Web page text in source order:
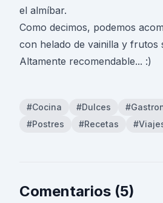
el almíbar.
Como decimos, podemos
con helado de vainilla y frutos
Altamente recomendable... :)
#Cocina #Dulces
#Postres
#Recetas
Comentarios (5)